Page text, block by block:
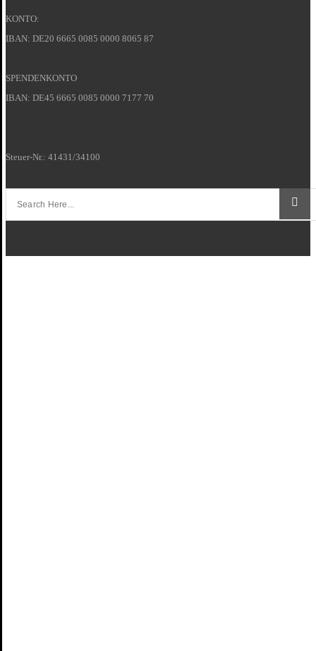
KONTO:
IBAN: DE20 6665 0085 0000 8065 87
SPENDENKONTO
IBAN: DE45 6665 0085 0000 7177 70
Steuer-Nr.: 41431/34100